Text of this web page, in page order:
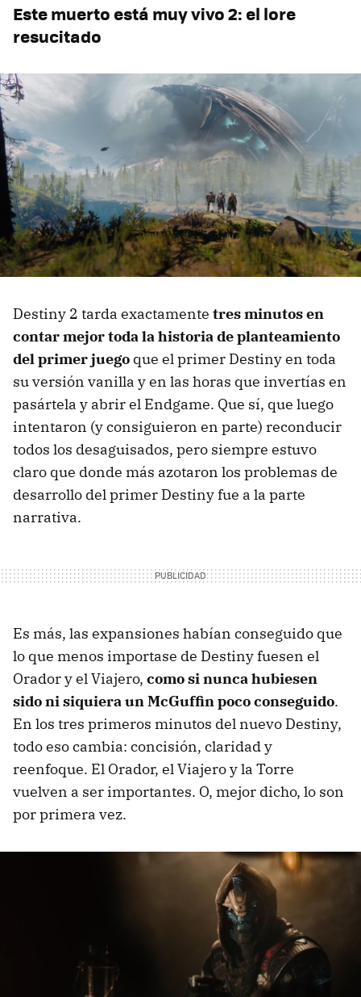
Este muerto está muy vivo 2: el lore
resucitado
Destiny 2 tarda exactamente tres minutos en
contar mejor toda la historia de planteamiento
del primer juego que el primer Destiny en toda
su versión vanilla y en las horas que invertías en
pasártela y abrir el Endgame. Que sí, que luego
intentaron (y consiguieron en parte) reconducir
todos los desaguisados, pero siempre estuvo
claro que donde más azotaron los problemas de
desarrollo del primer Destiny fue a la parte
narrativa.
Es más, las expansiones habían conseguido que
lo que menos importase de Destiny fuesen el
Orador y el Viajero, como si nunca hubiesen
sido ni siquiera un McGuffin poco conseguido.
En los tres primeros minutos del nuevo Destiny,
todo eso cambia: concisión, claridad y
reenfoque. El Orador, el Viajero y la Torre
vuelven a ser importantes. O, mejor dicho, lo son
por primera vez.